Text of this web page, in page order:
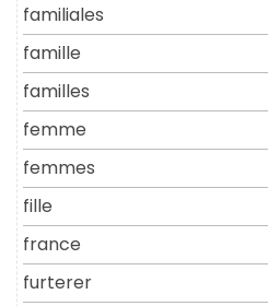
familiales
famille
familles
femme
femmes
fille
france
furterer